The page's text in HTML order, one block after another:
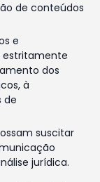
de conteúdos
e
estritamente
dos
à
de
suscitar
jurídica.